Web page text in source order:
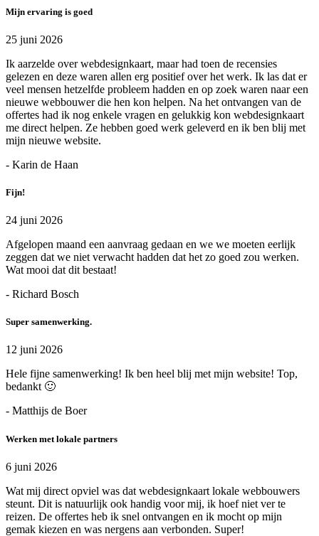
Mijn ervaring is goed
25 juni 2026
Ik aarzelde over webdesignkaart, maar had toen de recensies
gelezen en deze waren allen erg positief over het werk. Ik las dat er
veel mensen hetzelfde probleem hadden en op zoek waren naar een
nieuwe webbouwer die hen kon helpen. Na het ontvangen van de
offertes had ik nog enkele vragen en gelukkig kon webdesignkaart
me direct helpen. Ze hebben goed werk geleverd en ik ben blij met
mijn nieuwe website.
- Karin de Haan
Fijn!
24 juni 2026
Afgelopen maand een aanvraag gedaan en we we moeten eerlijk
zeggen dat we niet verwacht hadden dat het zo goed zou werken.
Wat mooi dat dit bestaat!
- Richard Bosch
Super samenwerking.
12 juni 2026
Hele fijne samenwerking! Ik ben heel blij met mijn website! Top,
bedankt 🙂
- Matthijs de Boer
Werken met lokale partners
6 juni 2026
Wat mij direct opviel was dat webdesignkaart lokale webbouwers
steunt. Dit is natuurlijk ook handig voor mij, ik hoef niet ver te
reizen. De offertes heb ik snel ontvangen en ik mocht op mijn
gemak kiezen en was nergens aan verbonden. Super!